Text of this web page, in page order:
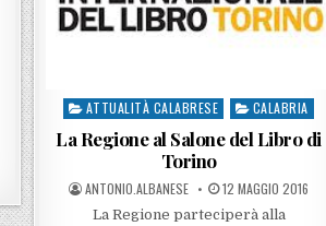
Posted in
ATTUALITÀ CALABRESE CALABRIA
La Regione al Salone del Libro di
Torino
POSTED BY
ANTONIO.ALBANESE POSTED ON
12 MAGGIO 2016
La Regione parteciperà alla